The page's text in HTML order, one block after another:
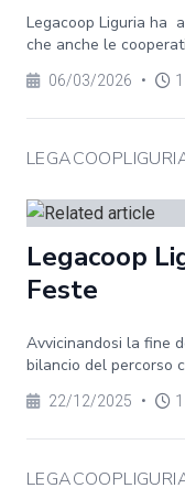
Legacoop Liguria ha
che anche le
06/03/2026 •
Legacoop
Feste
Avvicinandosi la fine
bilancio del percorso
22/12/2025 •